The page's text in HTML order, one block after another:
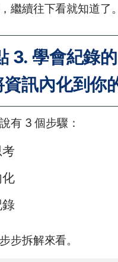
繼續往下看就知道了。
3. 學會紀錄
資訊內化到你
有 3 個步驟：
步拆解來看。